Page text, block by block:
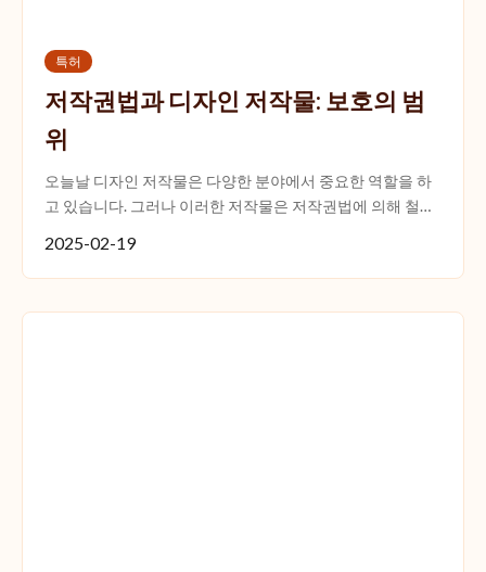
특허
저작권법과 디자인 저작물: 보호의 범
위
오늘날 디자인 저작물은 다양한 분야에서 중요한 역할을 하
고 있습니다. 그러나 이러한 저작물은 저작권법에 의해 철저
저...
2025-02-19